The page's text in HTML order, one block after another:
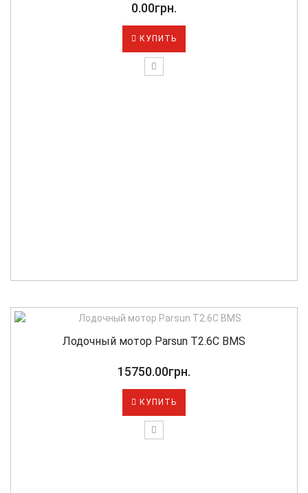
0.00грн.
КУПИТЬ
Лодочный мотор Parsun T2.6С BMS
15750.00грн.
КУПИТЬ